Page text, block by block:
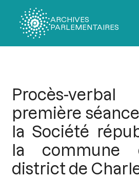
ARCHIVES
PARLEMENTAIRES
Procès-
première
la Société
la commune
district de